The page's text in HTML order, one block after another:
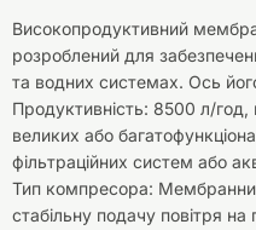
Високопродуктивний
розроблений для
та водних системах. Ось
Продуктивність: 8500 л/
великих або
фільтраційних систем або
Тип компресора:
стабільну подачу повітря на